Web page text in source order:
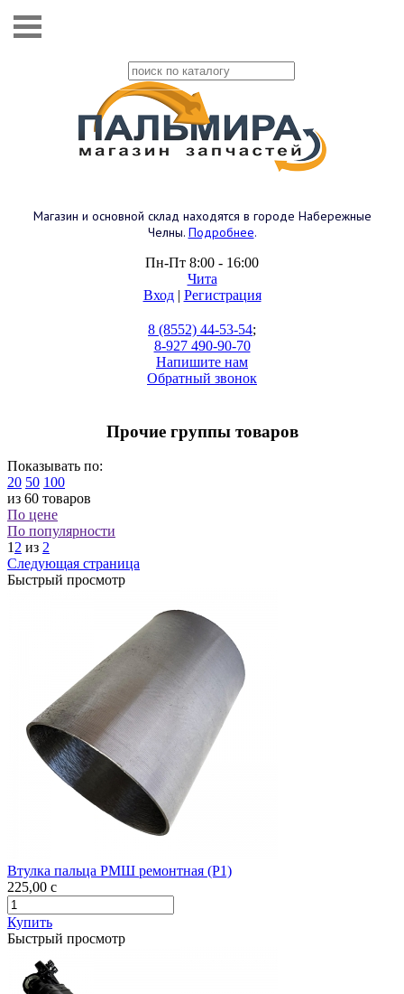
Магазин и основной склад находятся в городе Набережные
Челны. Подробнее.
Пн-Пт 8:00 - 16:00
Чита
Вход| Регистрация
8 (8552) 44-53-54;
8-927 490-90-70
Напишите нам
Обратный звонок
Прочие группы товаров
Показывать по:
20 50 100
из 60 товаров
По цене
По популярности
12 из 2
Следующая страница
Быстрый просмотр
Втулка пальца РМШ ремонтная (Р1)
225,00 c
Купить
Быстрый просмотр